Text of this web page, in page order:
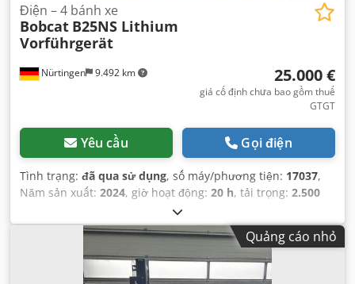
Nürtingen 9.492 km
Điện – 4 bánh xe
Bobcat B25NS Lithium
Vorführgerät
25.000 €
giá cố định chưa bao gồm thuế
GTGT
Yêu cầu Gọi điện
Tình trạng: đã qua sử dụng, số máy/phương tiện: 17037,
Năm sản xuất: 2024, giờ hoạt động: 20 h, tải trọng: 2.500
4.710 mm, nâng tự do:
tải trọng:500 mm, loại nhiên liệu:điện, loại cột:triplex,
2.180 mm, điện áp ắc quy: 48 V, chiều
1.200 mm, kích thước lốp trước:23X9-10
thước lốp sau:18X7-8, trọng lượng tổng cộng:3.552 kg
Quảng cáo nhỏ